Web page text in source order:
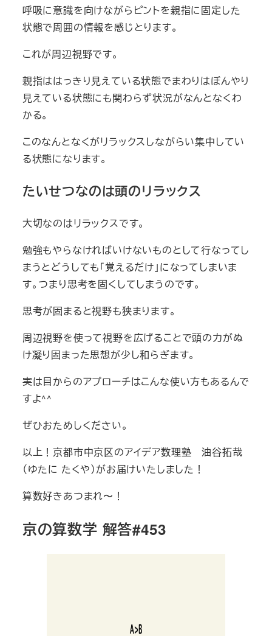
呼吸に意識を向けながらピントを親指に固定した
状態で周囲の情報を感じとります。
これが周辺視野です。
親指ははっきり見えている状態でまわりはぼんやり
見えている状態にも関わらず状況がなんとなくわ
かる。
このなんとなくがリラックスしながらい集中してい
る状態になります。
たいせつなのは頭のリラックス
大切なのはリラックスです。
勉強もやらなければいけないものとして行なってし
まうとどうしても「覚えるだけ」になってしまいま
す。つまり思考を固くしてしまうのです。
思考が固まると視野も狭まります。
周辺視野を使って視野を広げることで頭の力がぬ
け凝り固まった思想が少し和らぎます。
実は目からのアプローチはこんな使い方もあるんで
すよ^^
ぜひおためしください。
以上！京都市中京区のアイデア数理塾 油谷拓哉
（ゆたに たくや）がお届けいたしました！
算数好きあつまれ〜！
京の算数学 解答#453